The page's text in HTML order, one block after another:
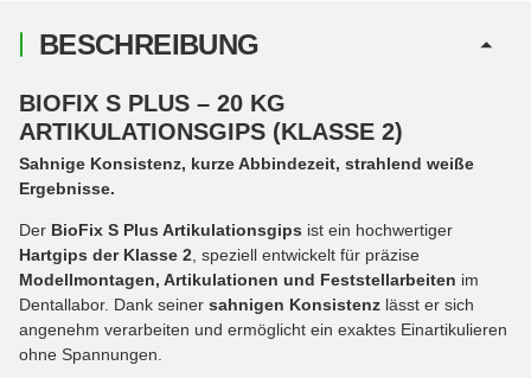
BESCHREIBUNG
BIOFIX S PLUS – 20 KG
ARTIKULATIONSGIPS (KLASSE 2)
Sahnige Konsistenz, kurze Abbindezeit, strahlend weiße
Ergebnisse.
Der BioFix S Plus Artikulationsgips ist ein hochwertiger
Hartgips der Klasse 2 , speziell entwickelt für präzise
Modellmontagen, Artikulationen und Feststellarbeiten im
Dentallabor. Dank seiner sahnigen Konsistenz lässt er sich
angenehm verarbeiten und ermöglicht ein exaktes Einartikulieren
ohne Spannungen.